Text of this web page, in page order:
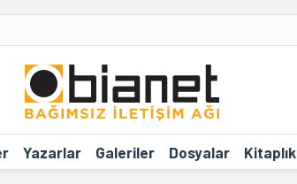
Yazarlar Galeriler Dosyalar Kitaplık